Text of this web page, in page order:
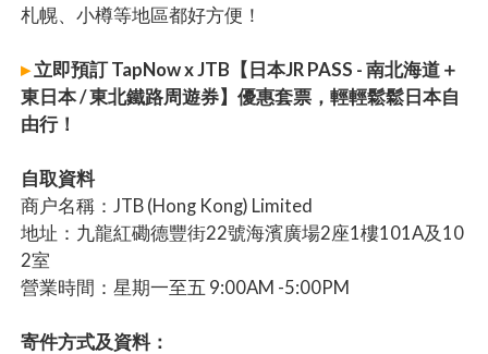
札幌、小樽等地區都好方便！
▸立即預訂 TapNow x JTB【日本JR PASS - 南北海道＋
東日本 / 東北鐵路周遊券】優惠套票，輕輕鬆鬆日本自
由行！
自取資料
商户名稱：JTB (Hong Kong) Limited
地址：九龍紅磡德豐街22號海濱廣場2座1樓101A及10
2室
營業時間：星期一至五 9:00AM -5:00PM
寄件方式及資料：